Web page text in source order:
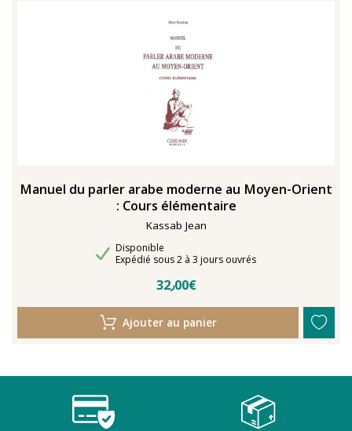
Manuel du parler arabe moderne au Moyen-Orient
: Cours élémentaire
Kassab Jean
Disponibilité
Disponible
Délais de livraison
Expédié sous 2 à 3 jours ouvrés
32٫00€
Ajouter au panier